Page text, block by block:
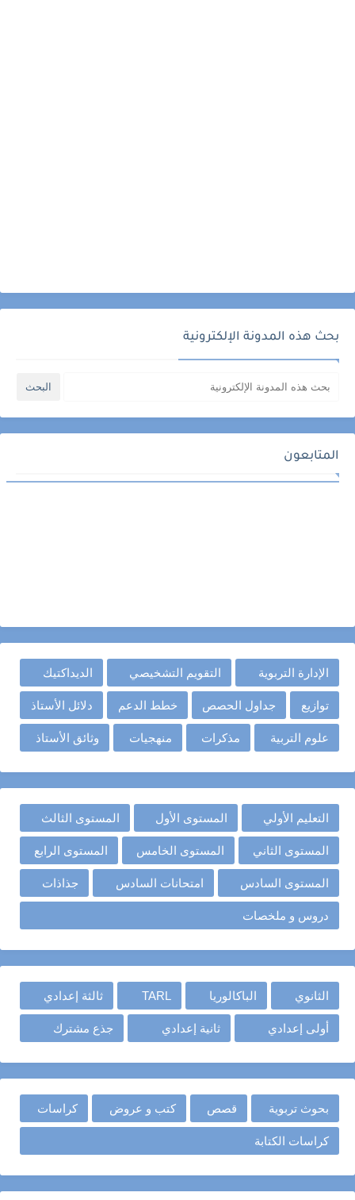
بحث هذه المدونة الإلكترونية
المتابعون
الإدارة التربوية التقويم التشخيصي الديداكتيك
توازيع جداول الحصص خطط الدعم دلائل الأستاذ
علوم التربية مذكرات منهجيات وثائق الأستاذ
التعليم الأولي المستوى الأول المستوى الثالث
المستوى الثاني المستوى الخامس المستوى الرابع
المستوى السادس امتحانات السادس جذاذات
دروس و ملخصات
الثانوي الباكالوريا TARL ثالثة إعدادي
أولى إعدادي ثانية إعدادي جذع مشترك
بحوث تربوية قصص كتب و عروض كراسات
كراسات الكتابة